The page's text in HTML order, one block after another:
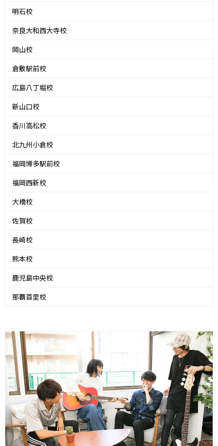
明石校
奈良大和西大寺校
岡山校
倉敷駅前校
広島八丁堀校
新山口校
香川高松校
北九州小倉校
福岡博多駅前校
福岡西新校
大橋校
佐賀校
長崎校
熊本校
鹿児島中央校
那覇首里校